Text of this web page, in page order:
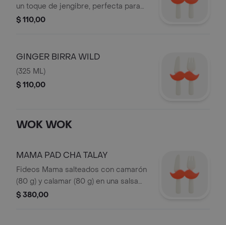
un toque de jengibre, perfecta para
cualquier ocasión.
$ 110,00
GINGER BIRRA WILD
(325 ML)
$ 110,00
WOK WOK
MAMA PAD CHA TALAY
Fideos Mama salteados con camarón
(80 g) y calamar (80 g) en una salsa
Pad Cha muy picante y aromática.
$ 380,00